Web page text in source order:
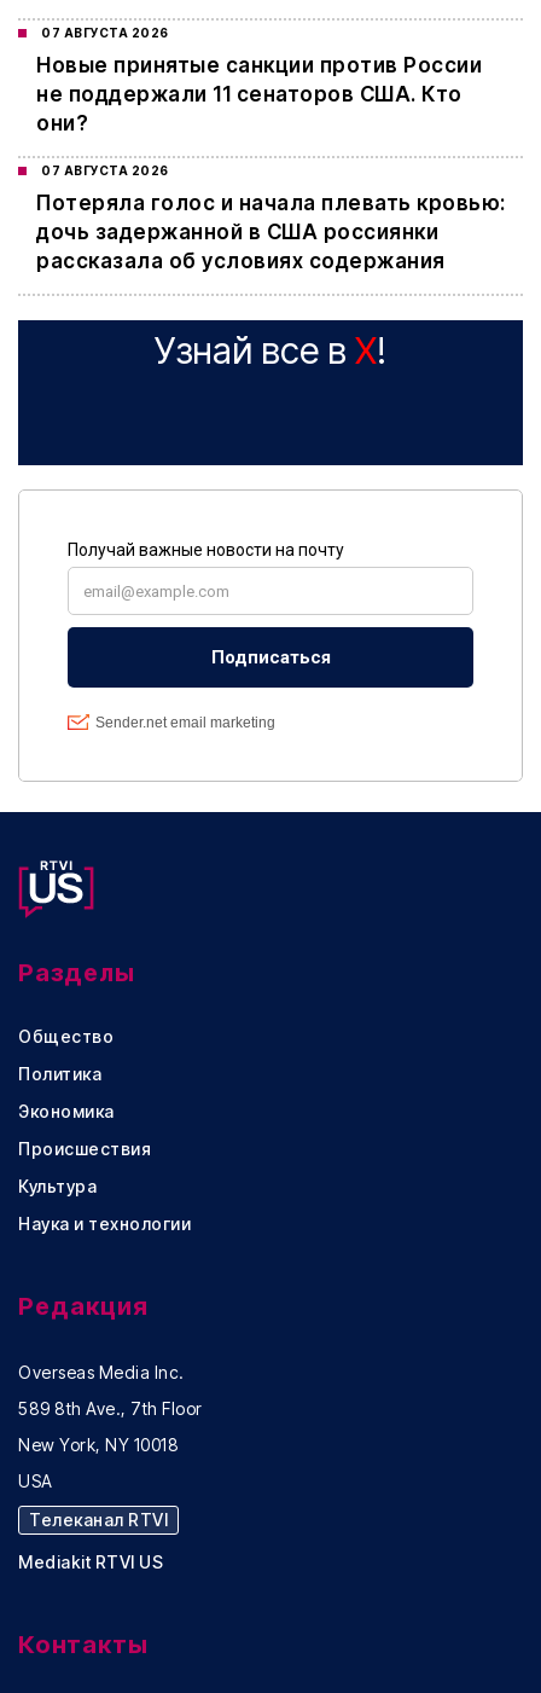
07 АВГУСТА 2026
Новые принятые санкции против России
не поддержали 11 сенаторов США. Кто
они?
07 АВГУСТА 2026
Потеряла голос и начала плевать кровью:
дочь задержанной в США россиянки
рассказала об условиях содержания
Узнай все в X!
Разделы
Общество
Политика
Экономика
Происшествия
Культура
Наука и технологии
Редакция
Overseas Media Inc.
589 8th Ave., 7th Floor
New York, NY 10018
USA
Телеканал RTVI
Mediakit RTVI US
Контакты